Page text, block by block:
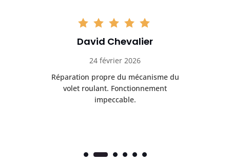
David Chevalier
24 février 2026
Réparation propre du mécanisme du
volet roulant. Fonctionnement
impeccable.